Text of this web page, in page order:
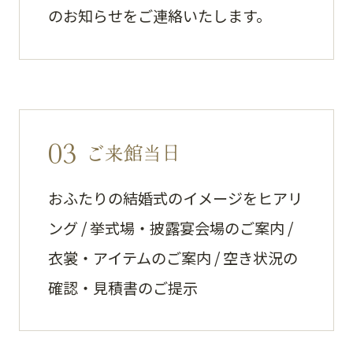
のお知らせをご連絡いたします。
03 ご来館当日
おふたりの結婚式のイメージをヒアリ
ング / 挙式場・披露宴会場のご案内 /
衣裳・アイテムのご案内 / 空き状況の
確認・見積書のご提示